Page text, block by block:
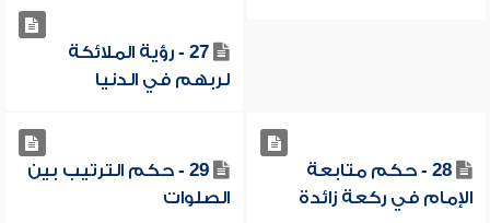
27 - رؤية الملائكة
لربهم في الدنيا
28 - حكم متابعة
الإمام في ركعة زائدة
29 - حكم الترتيب بين
الصلوات